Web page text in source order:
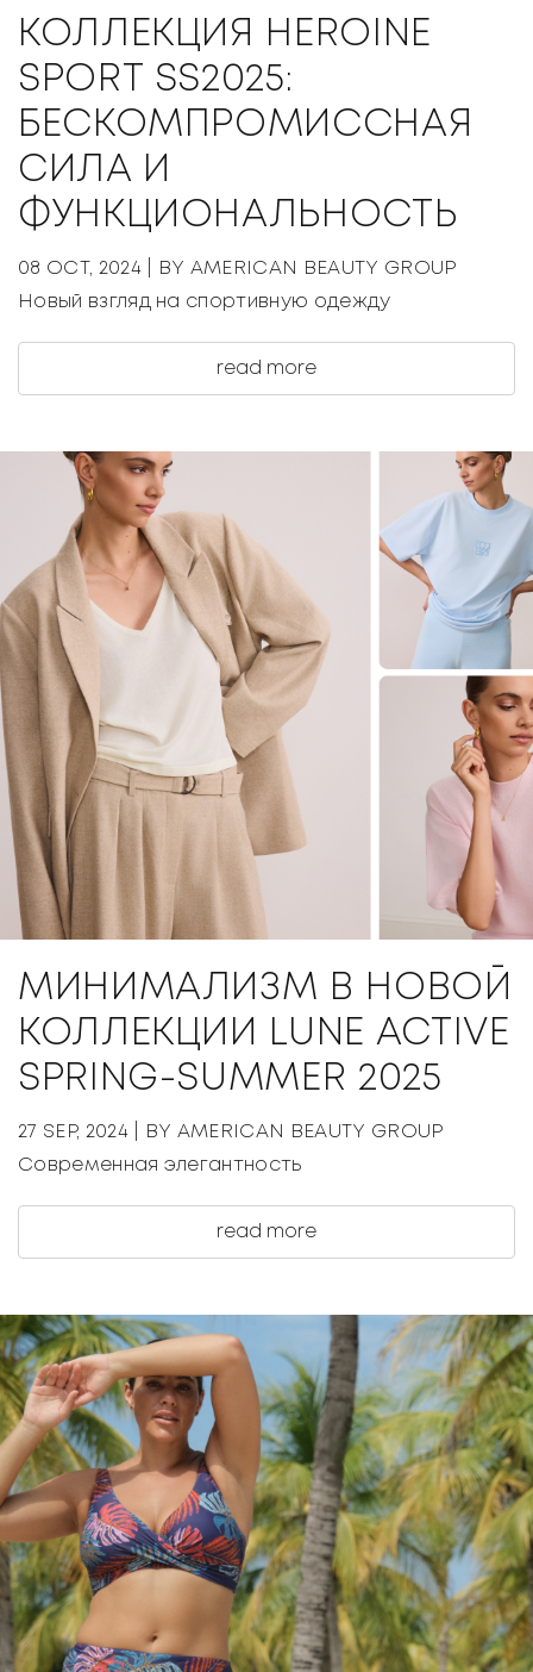
КОЛЛЕКЦИЯ HEROINE
SPORT SS2025:
БЕСКОМПРОМИССНАЯ
СИЛА И
ФУНКЦИОНАЛЬНОСТЬ
08 OCT, 2024
| BY AMERICAN BEAUTY GROUP
Новый взгляд на спортивную одежду
read more
МИНИМАЛИЗМ В НОВОЙ
КОЛЛЕКЦИИ LUNE ACTIVE
SPRING-SUMMER 2025
27 SEP, 2024
| BY AMERICAN BEAUTY GROUP
Современная элегантность
read more